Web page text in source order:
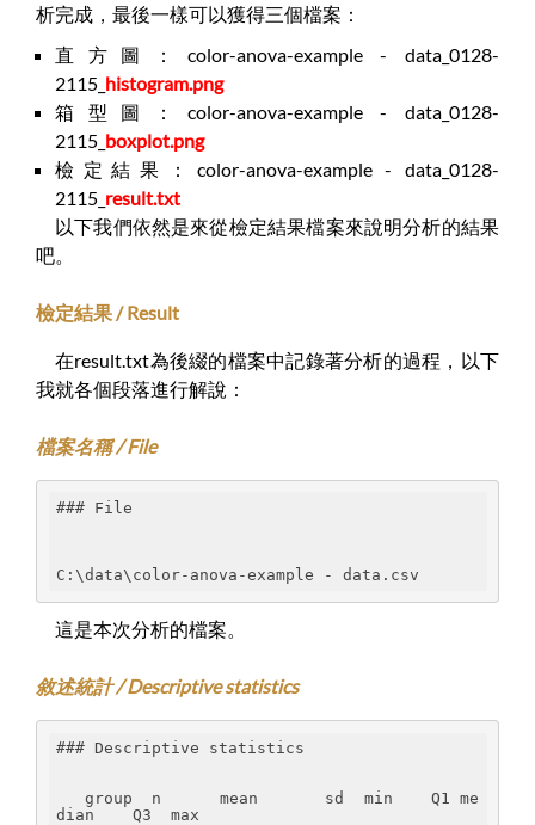
析完成，最後一樣可以獲得三個檔案：
直方圖：color-anova-example - data_0128-
2115_ histogram.png
箱型圖：color-anova-example - data_0128-
2115_ boxplot.png
檢定結果：color-anova-example - data_0128-
2115_ result.txt
以下我們依然是來從檢定結果檔案來說明分析的結果
吧。
檢定結果 / Result
在result.txt為後綴的檔案中記錄著分析的過程，以下
我就各個段落進行解說：
檔案名稱 / File
### File
C:\data\color-anova-example - data.csv
這是本次分析的檔案。
敘述統計 / Descriptive statistics
### Descriptive statistics
group  n      mean       sd  min    Q1 me
dian    Q3  max